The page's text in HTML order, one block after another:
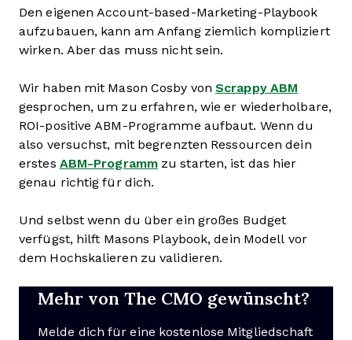
Den eigenen Account-based-Marketing-Playbook
aufzubauen, kann am Anfang ziemlich kompliziert
wirken. Aber das muss nicht sein.
Wir haben mit Mason Cosby vonScrappy ABM
gesprochen, um zu erfahren, wie er wiederholbare,
ROI-positive ABM-Programme aufbaut. Wenn du
also versuchst, mit begrenzten Ressourcen dein
erstes ABM-Programmzu starten, ist das hier
genau richtig für dich.
Und selbst wenn du über ein großes Budget
verfügst, hilft Masons Playbook, dein Modell vor
dem Hochskalieren zu validieren.
Mehr von The CMO gewünscht?
Melde dich für eine kostenlose Mitgliedschaft